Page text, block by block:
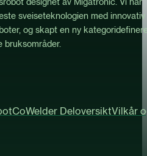
sveiseteknologien med innovativ
og skapt en ny
bruksområder.
CoWelder DeloversiktVilkår